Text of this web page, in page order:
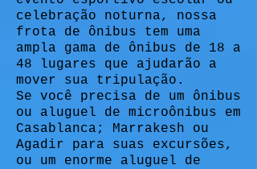
celebração noturna, nossa
frota de ônibus tem uma
ampla gama de ônibus de 18 a
48 lugares que ajudarão a
mover sua tripulação.
Se você precisa de um ônibus
ou aluguel de microônibus em
Casablanca; Marrakesh ou
Agadir para suas excursões,
ou um enorme aluguel de